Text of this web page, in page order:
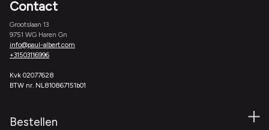
Contact
Grootslaan 13
9751 WG Haren Gn
info@paul-albert.com
+31503116996
Kvk 02077628
BTW nr. NL810867151b01
Bestellen